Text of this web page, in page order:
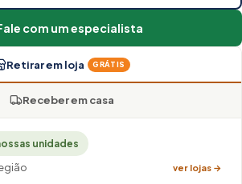
com um especialista
Retirar em loja GRÁTIS
Receber em casa
unidades
ver lojas →